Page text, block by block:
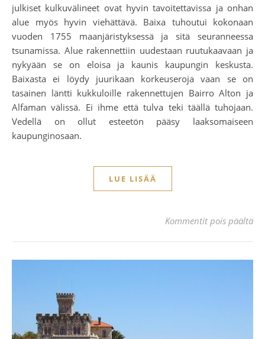
julkiset kulkuvälineet ovat hyvin tavoitettavissa ja onhan
alue myös hyvin viehättävä. Baixa tuhoutui kokonaan
vuoden 1755 maanjäristyksessä ja sitä seuranneessa
tsunamissa. Alue rakennettiin uudestaan ruutukaavaan ja
nykyään se on eloisa ja kaunis kaupungin keskusta.
Baixasta ei löydy juurikaan korkeuseroja vaan se on
tasainen läntti kukkuloille rakennettujen Bairro Alton ja
Alfaman välissä. Ei ihme että tulva teki täällä tuhojaan.
Vedellä on ollut esteetön pääsy laaksomaiseen
kaupunginosaan.
LUE LISÄÄ
Kommentit pois päältä